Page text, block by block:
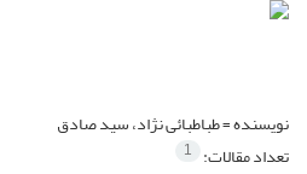
نویسنده =طباطبائی نژاد، سید صادق
تعداد مقالات: 1